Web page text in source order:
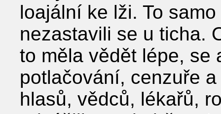
loajální ke lži. To
nezastavili se u ticha.
to měla vědět lépe, se
potlačování, cenzuře
hlasů, vědců, lékařů,